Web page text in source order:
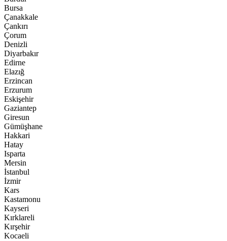
Bursa
Çanakkale
Çankırı
Çorum
Denizli
Diyarbakır
Edirne
Elazığ
Erzincan
Erzurum
Eskişehir
Gaziantep
Giresun
Gümüşhane
Hakkari
Hatay
Isparta
Mersin
İstanbul
İzmir
Kars
Kastamonu
Kayseri
Kırklareli
Kırşehir
Kocaeli